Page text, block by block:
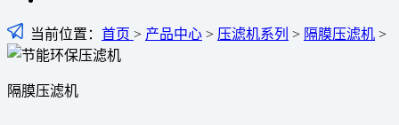
当前位置： 首页 > 产品中心 > 压滤机系列 > 隔膜压滤机 >
隔膜压滤机